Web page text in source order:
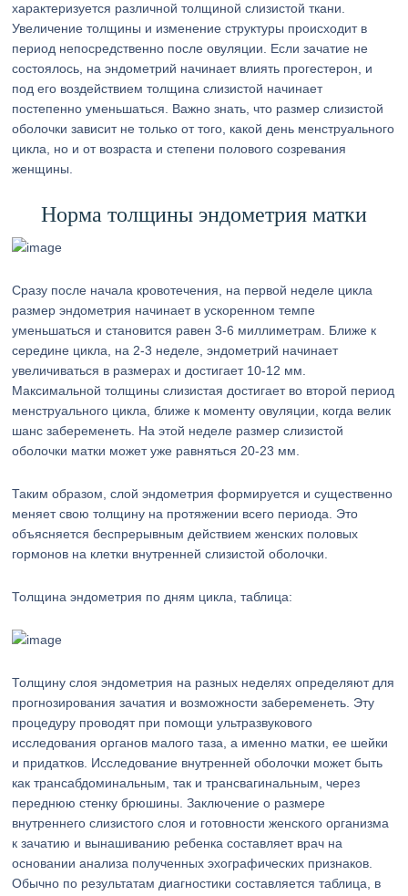
характеризуется различной толщиной слизистой ткани.
Увеличение толщины и изменение структуры происходит в
период непосредственно после овуляции. Если зачатие не
состоялось, на эндометрий начинает влиять прогестерон, и
под его воздействием толщина слизистой начинает
постепенно уменьшаться. Важно знать, что размер слизистой
оболочки зависит не только от того, какой день менструального
цикла, но и от возраста и степени полового созревания
женщины.
Норма толщины эндометрия матки
Сразу после начала кровотечения, на первой неделе цикла
размер эндометрия начинает в ускоренном темпе
уменьшаться и становится равен 3-6 миллиметрам. Ближе к
середине цикла, на 2-3 неделе, эндометрий начинает
увеличиваться в размерах и достигает 10-12 мм.
Максимальной толщины слизистая достигает во второй период
менструального цикла, ближе к моменту овуляции, когда велик
шанс забеременеть. На этой неделе размер слизистой
оболочки матки может уже равняться 20-23 мм.
Таким образом, слой эндометрия формируется и существенно
меняет свою толщину на протяжении всего периода. Это
объясняется беспрерывным действием женских половых
гормонов на клетки внутренней слизистой оболочки.
Толщина эндометрия по дням цикла, таблица:
Толщину слоя эндометрия на разных неделях определяют для
прогнозирования зачатия и возможности забеременеть. Эту
процедуру проводят при помощи ультразвукового
исследования органов малого таза, а именно матки, ее шейки
и придатков. Исследование внутренней оболочки может быть
как трансабдоминальным, так и трансвагинальным, через
переднюю стенку брюшины. Заключение о размере
внутреннего слизистого слоя и готовности женского организма
к зачатию и вынашиванию ребенка составляет врач на
основании анализа полученных эхографических признаков.
Обычно по результатам диагностики составляется таблица, в